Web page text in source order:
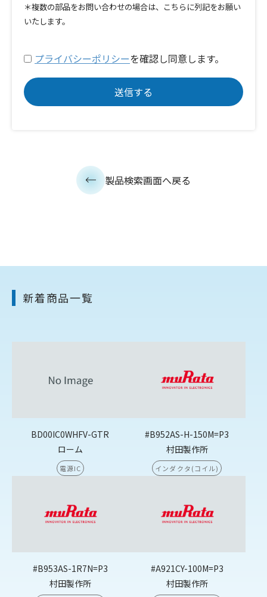
＊複数の部品をお問い合わせの場合は、こちらに列記をお願い
いたします。
プライバシーポリシーを確認し同意します。
製品検索画面へ戻る
新着商品一覧
BD00IC0WHFV-GTR
ローム
電源IC
#B952AS-H-150M=P3
村田製作所
インダクタ(コイル)
#B953AS-1R7N=P3
村田製作所
#A921CY-100M=P3
村田製作所